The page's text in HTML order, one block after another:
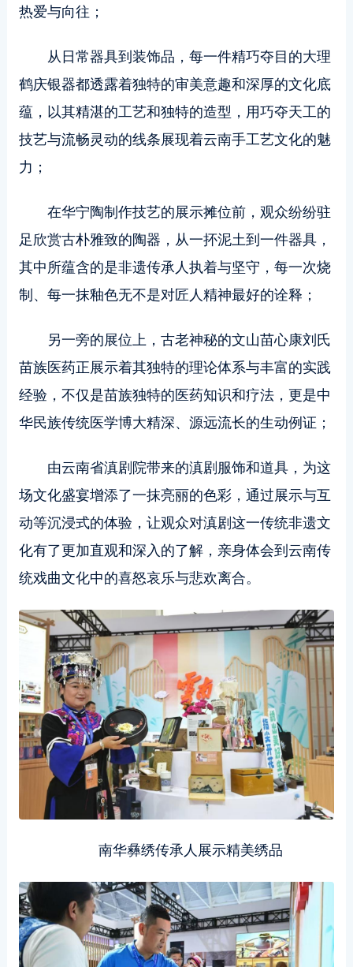
热爱与向往；
从日常器具到装饰品，每一件精巧夺目的大理
鹤庆银器都透露着独特的审美意趣和深厚的文化底
蕴，以其精湛的工艺和独特的造型，用巧夺天工的
技艺与流畅灵动的线条展现着云南手工艺文化的魅
力；
在华宁陶制作技艺的展示摊位前，观众纷纷驻
足欣赏古朴雅致的陶器，从一抔泥土到一件器具，
其中所蕴含的是非遗传承人执着与坚守，每一次烧
制、每一抹釉色无不是对匠人精神最好的诠释；
另一旁的展位上，古老神秘的文山苗心康刘氏
苗族医药正展示着其独特的理论体系与丰富的实践
经验，不仅是苗族独特的医药知识和疗法，更是中
华民族传统医学博大精深、源远流长的生动例证；
由云南省滇剧院带来的滇剧服饰和道具，为这
场文化盛宴增添了一抹亮丽的色彩，通过展示与互
动等沉浸式的体验，让观众对滇剧这一传统非遗文
化有了更加直观和深入的了解，亲身体会到云南传
统戏曲文化中的喜怒哀乐与悲欢离合。
南华彝绣传承人展示精美绣品